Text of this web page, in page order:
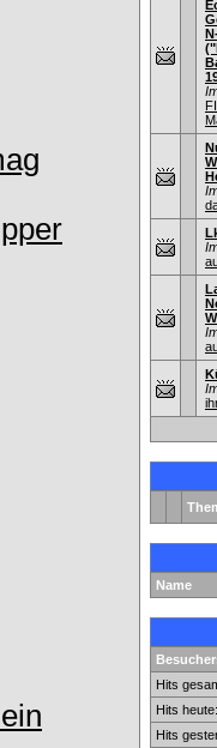
Name
Hits
Hits heute:
Hits